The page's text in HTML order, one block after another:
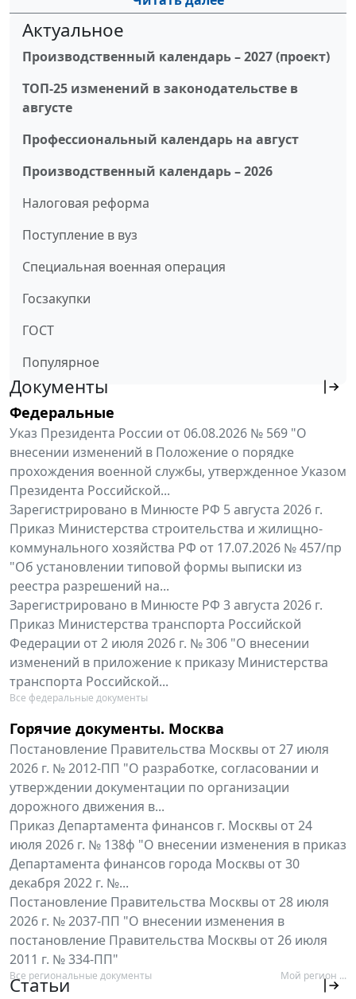
Актуальное
Производственный календарь – 2027 (проект)
ТОП-25 изменений в законодательстве в
августе
Профессиональный календарь на август
Производственный календарь – 2026
Налоговая реформа
Поступление в вуз
Специальная военная операция
Госзакупки
ГОСТ
Популярное
Документы
Федеральные
Указ Президента России от 06.08.2026 № 569 "О
внесении изменений в Положение о порядке
прохождения военной службы, утвержденное Указом
Президента Российской...
Зарегистрировано в Минюсте РФ 5 августа 2026 г.
Приказ Министерства строительства и жилищно-
коммунального хозяйства РФ от 17.07.2026 № 457/пр
"Об установлении типовой формы выписки из
реестра разрешений на...
Зарегистрировано в Минюсте РФ 3 августа 2026 г.
Приказ Министерства транспорта Российской
Федерации от 2 июля 2026 г. № 306 "О внесении
изменений в приложение к приказу Министерства
транспорта Российской...
Все федеральные документы
Горячие документы. Москва
Постановление Правительства Москвы от 27 июля
2026 г. № 2012-ПП "О разработке, согласовании и
утверждении документации по организации
дорожного движения в...
Приказ Департамента финансов г. Москвы от 24
июля 2026 г. № 138ф "О внесении изменения в приказ
Департамента финансов города Москвы от 30
декабря 2022 г. №...
Постановление Правительства Москвы от 28 июля
2026 г. № 2037-ПП "О внесении изменения в
постановление Правительства Москвы от 26 июля
2011 г. № 334-ПП"
Все региональные документы Мой регион ...
Статьи